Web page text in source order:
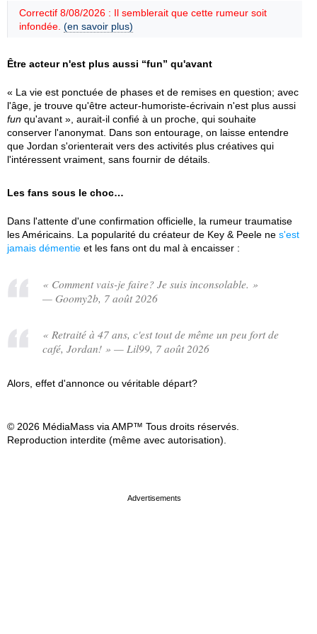
Correctif 8/08/2026 : Il semblerait que cette rumeur soit
infondée. (en savoir plus)
Être acteur n'est plus aussi “fun” qu'avant
« La vie est ponctuée de phases et de remises en question; avec
l'âge, je trouve qu'être acteur-humoriste-écrivain n'est plus aussi
fun qu'avant », aurait-il confié à un proche, qui souhaite
conserver l'anonymat. Dans son entourage, on laisse entendre
que Jordan s'orienterait vers des activités plus créatives qui
l'intéressent vraiment, sans fournir de détails.
Les fans sous le choc…
Dans l'attente d'une confirmation officielle, la rumeur traumatise
les Américains. La popularité du créateur de Key & Peele ne s'est
jamais démentie et les fans ont du mal à encaisser :
« Comment vais-je faire? Je suis inconsolable. »
— Goomy2b, 7 août 2026
« Retraité à 47 ans, c'est tout de même un peu fort de
café, Jordan! » — Lil99, 7 août 2026
Alors, effet d'annonce ou véritable départ?
© 2026 MédiaMass via AMP™ Tous droits réservés.
Reproduction interdite (même avec autorisation).